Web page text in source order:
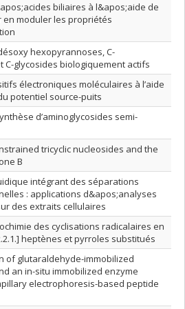
biliaires à l&apos;aide de
moduler les propriétés
hexopyrannoses, C-
C-glycosides biologiquement actifs
électroniques moléculaires à l’aide
potentiel source-puits
d’aminoglycosides semi-
tricyclic nucleosides and the
B
intégrant des séparations
: applications d&apos;analyses
des extraits cellulaires
des cyclisations radicalaires en
heptènes et pyrroles substitués
of glutaraldehyde-immobilized
an in-situ immobilized enzyme
electrophoresis-based peptide